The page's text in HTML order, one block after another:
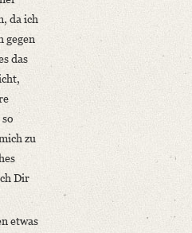
da ich
gegen
das
zu
Dir
etwas